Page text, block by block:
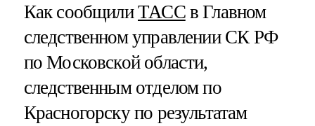
Как сообщилиТАССв Главном
следственном управлении СК РФ
по Московской области,
следственным отделом по
Красногорску по результатам